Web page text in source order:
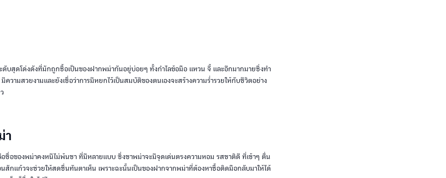
ะดับสุดโด่งดังที่มักถูกซื้อเป็นของฝากพม่ากันอยู่บ่อยๆ ทั้งกำไลข้อมือ แหวน จี้ และอีกมากมายซึ่งทำ
ความสวยงามและยังเชื่อว่าการมีหยกไว้เป็นสมบัติของตนเองจะสร้างความร่ำรวยให้กับชีวิตอย่าง
า
อชื่อของพม่าคงหนีไม่พ้นชา ที่มีหลายแบบ ซึ่งชาพม่าจะมีจุดเด่นตรงความหอม รสชาติดี ที่เช้าๆ ตื่น
นสักแก้วจะช่วยให้สดชื่นทันตาเห็น เพราะฉะนั้นเป็นของฝากจากพม่าที่ต้องหาซื้อติดมือกลับมาให้ได้